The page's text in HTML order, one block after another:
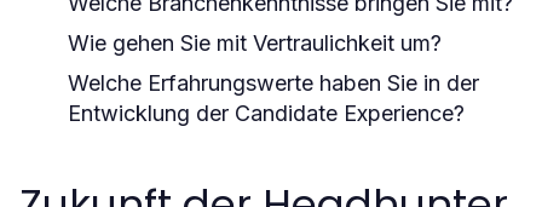
Wie gehen Sie mit Vertraulichkeit um?
Welche Erfahrungswerte haben Sie in der
Entwicklung der Candidate Experience?